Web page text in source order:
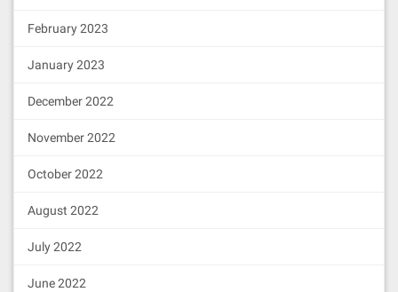
February 2023
January 2023
December 2022
November 2022
October 2022
August 2022
July 2022
June 2022